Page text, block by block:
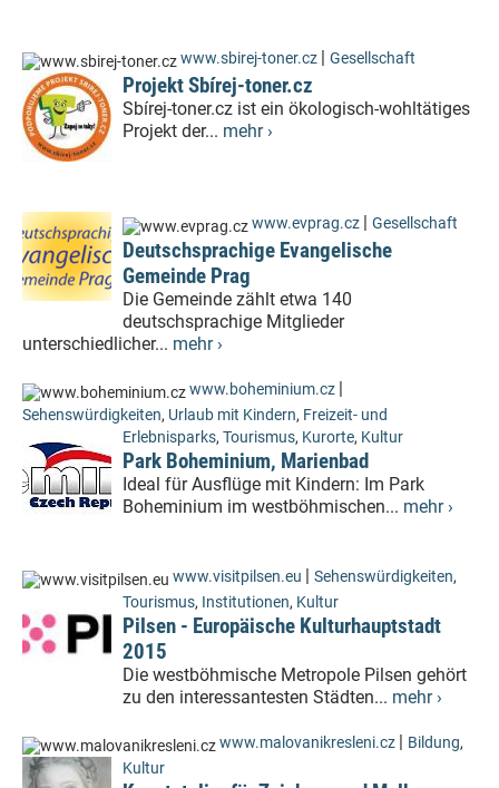
www.sbirej-toner.cz | Gesellschaft
Projekt Sbírej-toner.cz
Sbírej-toner.cz ist ein ökologisch-wohltätiges
Projekt der... mehr ›
www.evprag.cz | Gesellschaft
Deutschsprachige Evangelische
Gemeinde Prag
Die Gemeinde zählt etwa 140
deutschsprachige Mitglieder
unterschiedlicher... mehr ›
www.boheminium.cz |
Sehenswürdigkeiten, Urlaub mit Kindern, Freizeit- und
Erlebnisparks, Tourismus, Kurorte, Kultur
Park Boheminium, Marienbad
Ideal für Ausflüge mit Kindern: Im Park
Boheminium im westböhmischen... mehr ›
www.visitpilsen.eu | Sehenswürdigkeiten,
Tourismus, Institutionen, Kultur
Pilsen - Europäische Kulturhauptstadt
2015
Die westböhmische Metropole Pilsen gehört
zu den interessantesten Städten... mehr ›
www.malovanikresleni.cz | Bildung,
Kultur